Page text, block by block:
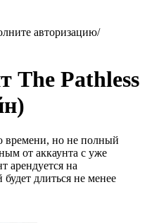
авторизацию/
The Pathless
времени, но не полный
от аккаунта с уже
арендуется на
длиться не менее